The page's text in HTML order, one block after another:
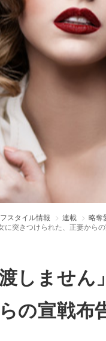
スタイル情報 連載
略奪
に突きつけられた、正妻から
しませ
の宣戦布